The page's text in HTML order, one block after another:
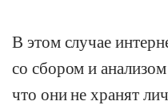
В этом случае
со сбором и
что они не хранят